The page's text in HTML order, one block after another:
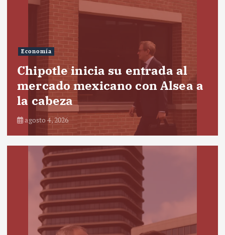
Economía
Chipotle inicia su entrada al
mercado mexicano con Alsea a
la cabeza
agosto 4, 2026